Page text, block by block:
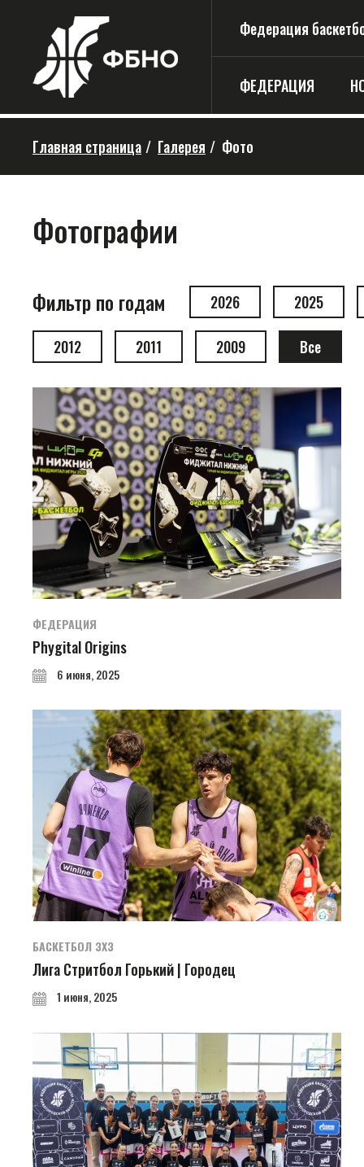
Федерация
ФЕДЕРАЦИЯ
Главная страница / Галерея / Фото
Фотографии
Фильтр по годам 2026 2025
2012 2011 2009 Все
ФЕДЕРАЦИЯ
Phygital Origins
6 июня, 2025
БАСКЕТБОЛ 3Х3
Лига Стритбол Горький | Городец
1 июня, 2025